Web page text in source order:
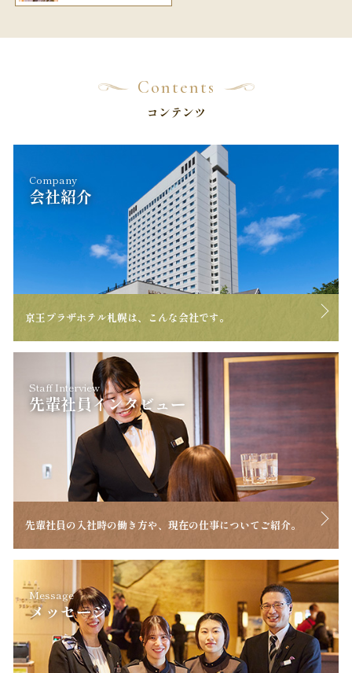
Contents
コンテンツ
Company
会社紹介
京王プラザホテル札幌は、こんな会社です。
Staff Interview
先輩社員インタビュー
先輩社員の入社時の働き方や、現在の仕事についてご紹介。
Message
メッセージ